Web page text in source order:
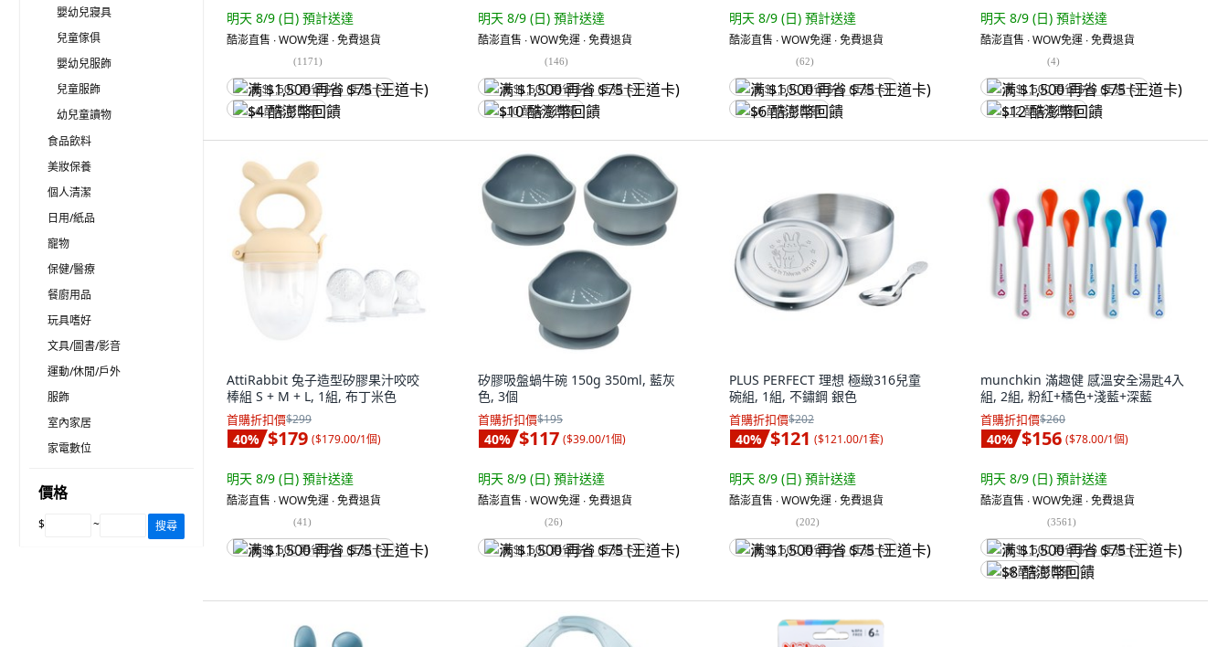
嬰幼兒寢具
兒童傢俱
嬰幼兒服飾
兒童服飾
幼兒童讀物
食品飲料
美妝保養
個人清潔
日用/紙品
寵物
保健/醫療
餐廚用品
玩具嗜好
文具/圖書/影音
運動/休閒/戶外
服飾
室內家居
家電數位
價格
$ ~ 搜尋
明天 8/9 (日) 預計送達
酷澎直售 ∙ WOW免運 ∙ 免費退貨
(1171)
满 $1,500 再省 $75 (王道卡)
$4 酷澎幣回饋
明天 8/9 (日) 預計送達
酷澎直售 ∙ WOW免運 ∙ 免費退貨
(146)
满 $1,500 再省 $75 (王道卡)
$10 酷澎幣回饋
明天 8/9 (日) 預計送達
酷澎直售 ∙ WOW免運 ∙ 免費退貨
(62)
满 $1,500 再省 $75 (王道卡)
$6 酷澎幣回饋
明天 8/9 (日) 預計送達
酷澎直售 ∙ WOW免運 ∙ 免費退貨
(4)
满 $1,500 再省 $75 (王道卡)
$12 酷澎幣回饋
AttiRabbit 兔子造型矽膠果汁咬咬
棒組 S + M + L, 1組, 布丁米色
首購折扣價$299
40% $179 ($179.00/1個)
明天 8/9 (日) 預計送達
酷澎直售 ∙ WOW免運 ∙ 免費退貨
(41)
满 $1,500 再省 $75 (王道卡)
矽膠吸盤蝸牛碗 150g 350ml, 藍灰
色, 3個
首購折扣價$195
40% $117 ($39.00/1個)
明天 8/9 (日) 預計送達
酷澎直售 ∙ WOW免運 ∙ 免費退貨
(26)
满 $1,500 再省 $75 (王道卡)
PLUS PERFECT 理想 極緻316兒童
碗組, 1組, 不鏽鋼 銀色
首購折扣價$202
40% $121 ($121.00/1套)
明天 8/9 (日) 預計送達
酷澎直售 ∙ WOW免運 ∙ 免費退貨
(202)
满 $1,500 再省 $75 (王道卡)
munchkin 滿趣健 感溫安全湯匙4入
組, 2組, 粉紅+橘色+淺藍+深藍
首購折扣價$260
40% $156 ($78.00/1個)
明天 8/9 (日) 預計送達
酷澎直售 ∙ WOW免運 ∙ 免費退貨
(3561)
满 $1,500 再省 $75 (王道卡)
$8 酷澎幣回饋